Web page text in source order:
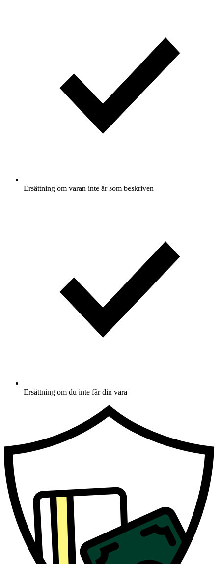
Ersättning om varan inte är som beskriven
Ersättning om du inte får din vara